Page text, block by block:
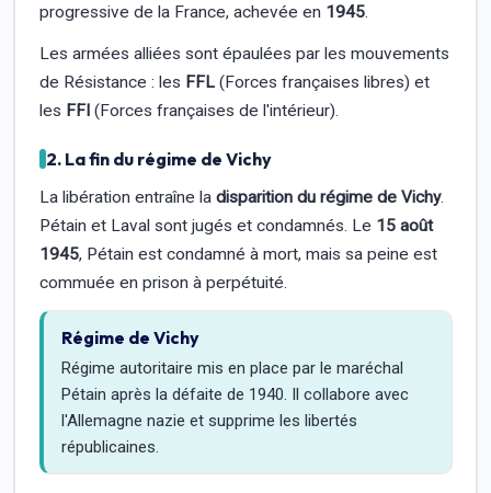
progressive de la France, achevée en 1945.
Les armées alliées sont épaulées par les mouvements
de Résistance : les FFL(Forces françaises libres) et
les FFI(Forces françaises de l'intérieur).
2. La fin du régime de Vichy
La libération entraîne la disparition du régime de Vichy.
Pétain et Laval sont jugés et condamnés. Le 15 août
1945, Pétain est condamné à mort, mais sa peine est
commuée en prison à perpétuité.
Régime de Vichy
Régime autoritaire mis en place par le maréchal
Pétain après la défaite de 1940. Il collabore avec
l'Allemagne nazie et supprime les libertés
républicaines.